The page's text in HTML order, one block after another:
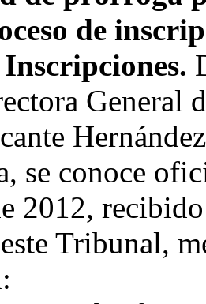
de
Inscripciones.
General
se conoce
2012,
Tribunal,